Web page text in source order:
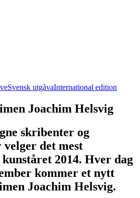
Svensk utgåvaInternational edition
Joachim Helsvig
skribenter og
det mest
2014. Hver dag
kommer et nytt
Joachim Helsvig.